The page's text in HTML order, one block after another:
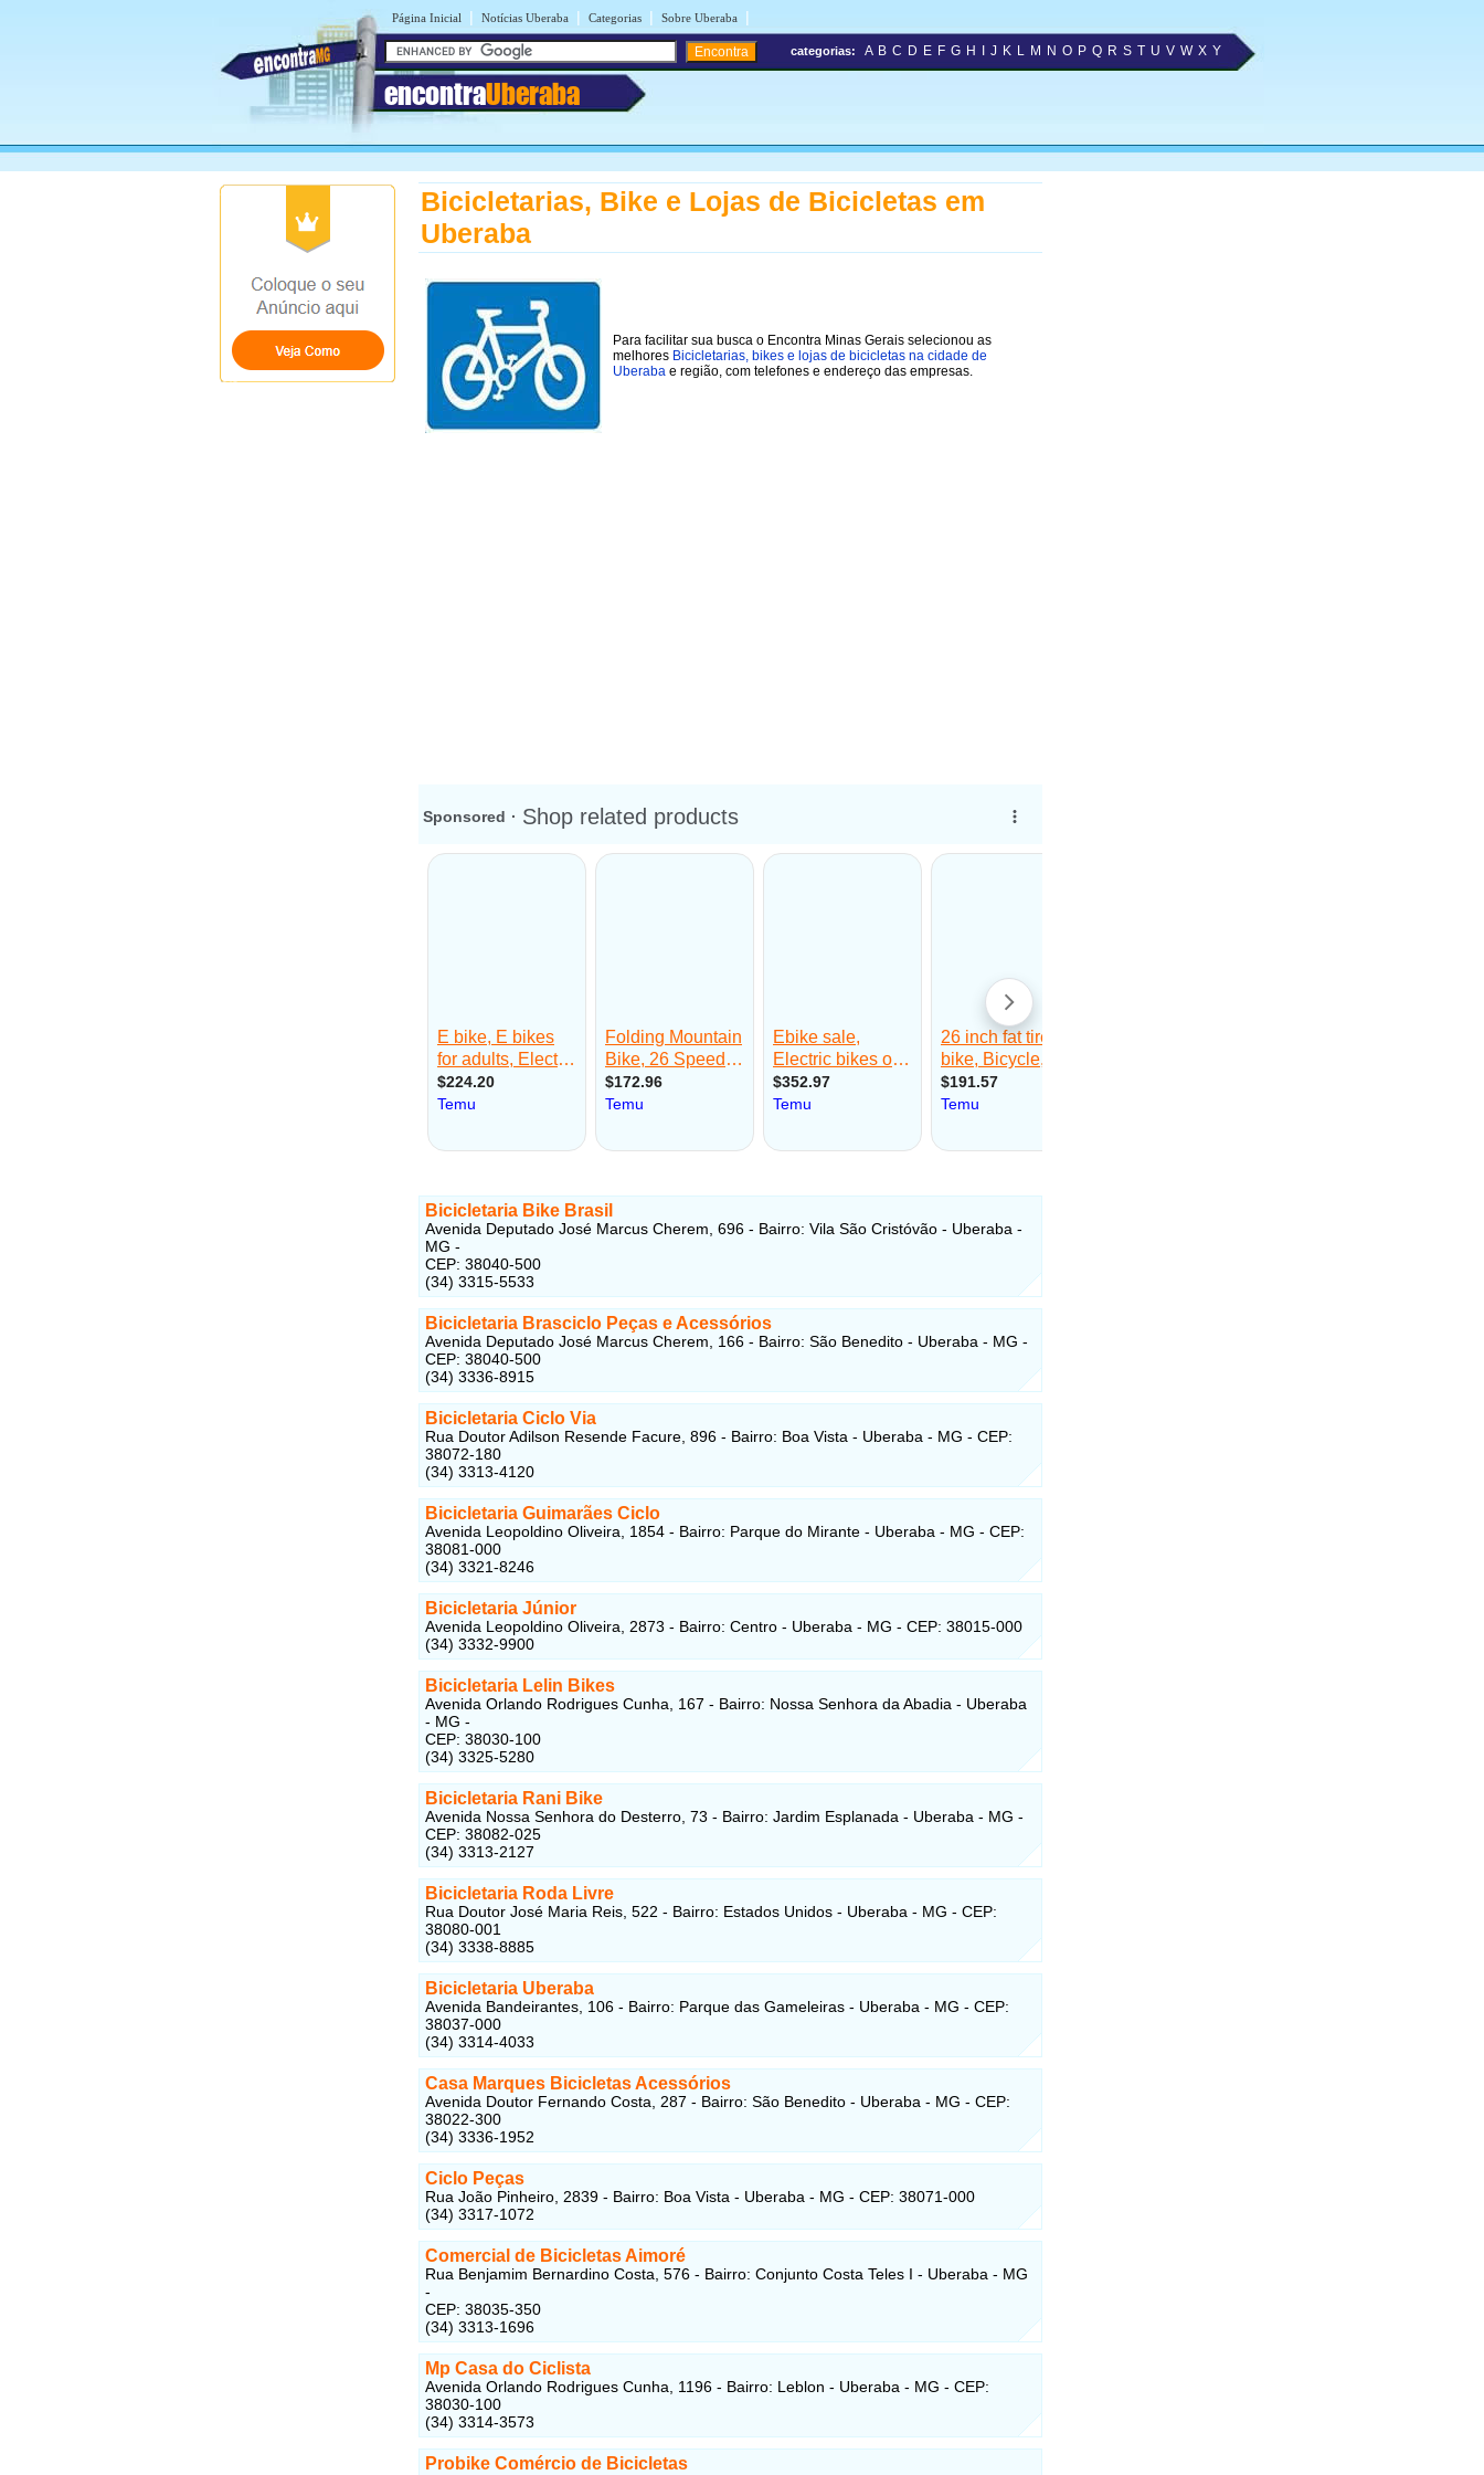
Página Inicial | Notícias Uberaba | Categorias | Sobre Uberaba |
encontraUberaba
categorias: A B C D E F G H J K L M N O P Q R S T U V W X Y
Bicicletarias, Bike e Lojas de Bicicletas em
Uberaba
Para facilitar sua busca o Encontra Minas Gerais selecionou as
melhores Bicicletarias, bikes e lojas de bicicletas na cidade de
Uberaba e região, com telefones e endereço das empresas.
Bicicletaria Bike Brasil
Avenida Deputado José Marcus Cherem, 696 - Bairro: Vila São Cristóvão - Uberaba -
MG -
CEP: 38040-500
(34) 3315-5533
Bicicletaria Brasciclo Peças e Acessórios
Avenida Deputado José Marcus Cherem, 166 - Bairro: São Benedito - Uberaba - MG -
CEP: 38040-500
(34) 3336-8915
Bicicletaria Ciclo Via
Rua Doutor Adilson Resende Facure, 896 - Bairro: Boa Vista - Uberaba - MG - CEP:
38072-180
(34) 3313-4120
Bicicletaria Guimarães Ciclo
Avenida Leopoldino Oliveira, 1854 - Bairro: Parque do Mirante - Uberaba - MG - CEP:
38081-000
(34) 3321-8246
Bicicletaria Júnior
Avenida Leopoldino Oliveira, 2873 - Bairro: Centro - Uberaba - MG - CEP: 38015-000
(34) 3332-9900
Bicicletaria Lelin Bikes
Avenida Orlando Rodrigues Cunha, 167 - Bairro: Nossa Senhora da Abadia - Uberaba
- MG -
CEP: 38030-100
(34) 3325-5280
Bicicletaria Rani Bike
Avenida Nossa Senhora do Desterro, 73 - Bairro: Jardim Esplanada - Uberaba - MG -
CEP: 38082-025
(34) 3313-2127
Bicicletaria Roda Livre
Rua Doutor José Maria Reis, 522 - Bairro: Estados Unidos - Uberaba - MG - CEP:
38080-001
(34) 3338-8885
Bicicletaria Uberaba
Avenida Bandeirantes, 106 - Bairro: Parque das Gameleiras - Uberaba - MG - CEP:
38037-000
(34) 3314-4033
Casa Marques Bicicletas Acessórios
Avenida Doutor Fernando Costa, 287 - Bairro: São Benedito - Uberaba - MG - CEP:
38022-300
(34) 3336-1952
Ciclo Peças
Rua João Pinheiro, 2839 - Bairro: Boa Vista - Uberaba - MG - CEP: 38071-000
(34) 3317-1072
Comercial de Bicicletas Aimoré
Rua Benjamim Bernardino Costa, 576 - Bairro: Conjunto Costa Teles I - Uberaba - MG
-
CEP: 38035-350
(34) 3313-1696
Mp Casa do Ciclista
Avenida Orlando Rodrigues Cunha, 1196 - Bairro: Leblon - Uberaba - MG - CEP:
38030-100
(34) 3314-3573
Probike Comércio de Bicicletas